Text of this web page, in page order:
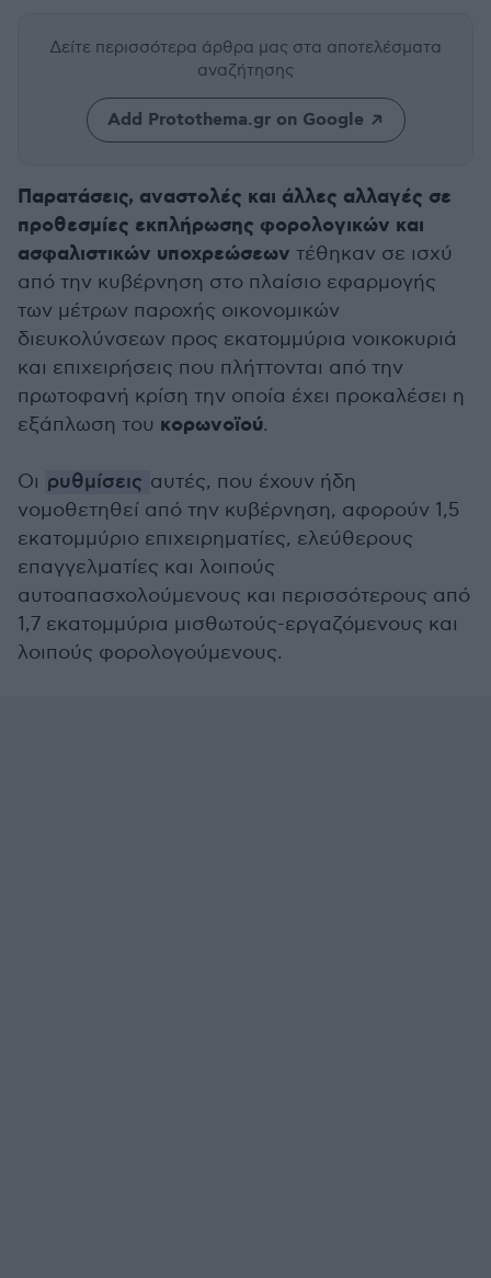
Δείτε περισσότερα άρθρα μας στα αποτελέσματα
αναζήτησης
Add Protothema.gr on Google
Παρατάσεις, αναστολές και άλλες αλλαγές σε
προθεσμίες εκπλήρωσης φορολογικών και
ασφαλιστικών υποχρεώσεων τέθηκαν σε ισχύ
από την κυβέρνηση στο πλαίσιο εφαρμογής
των μέτρων παροχής οικονομικών
διευκολύνσεων προς εκατομμύρια νοικοκυριά
και επιχειρήσεις που πλήττονται από την
πρωτοφανή κρίση την οποία έχει προκαλέσει η
εξάπλωση του κορωνοϊού.
Οι ρυθμίσεις αυτές, που έχουν ήδη
νομοθετηθεί από την κυβέρνηση, αφορούν 1,5
εκατομμύριο επιχειρηματίες, ελεύθερους
επαγγελματίες και λοιπούς
αυτοαπασχολούμενους και περισσότερους από
1,7 εκατομμύρια μισθωτούς-εργαζόμενους και
λοιπούς φορολογούμενους.